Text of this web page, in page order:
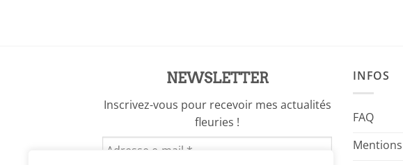
NEWSLETTER
Inscrivez-vous pour recevoir mes actualités
fleuries !
INFOS
FAQ